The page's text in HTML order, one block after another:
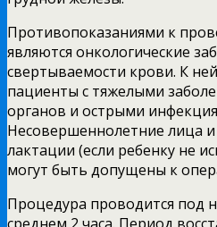
Противопоказаниями к
являются онкологические
свертываемости крови. К
пациенты с тяжелыми
органов и острыми
Несовершеннолетние лица
лактации (если ребенку не
могут быть допущены к
Процедура проводится под
среднем 2 часа. Период